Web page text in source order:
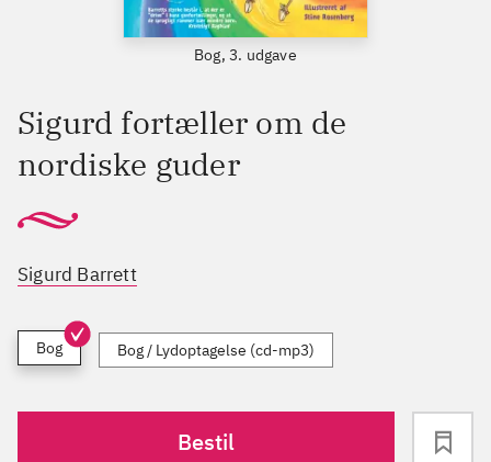
Bog, 3. udgave
Sigurd fortæller om de
nordiske guder
Sigurd Barrett
Bog Bog / Lydoptagelse (cd-mp3)
Bestil